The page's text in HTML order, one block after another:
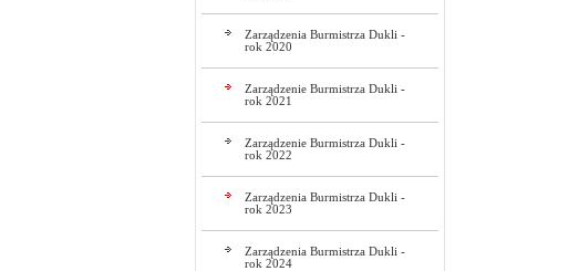
Zarządzenia Burmistrza Dukli -
rok 2020
Zarządzenie Burmistrza Dukli -
rok 2021
Zarządzenie Burmistrza Dukli -
rok 2022
Zarządzenia Burmistrza Dukli -
rok 2023
Zarządzenia Burmistrza Dukli -
rok 2024